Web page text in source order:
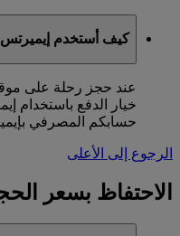
كيف أستخدم
خيار الدفع باستخدام
حسابكم المصرفي
الرجوع إلى الأعلى
الاحتفاظ بسعر